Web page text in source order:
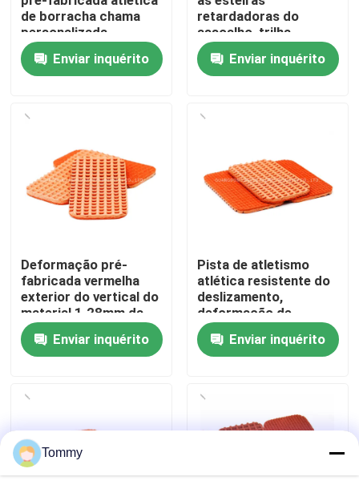
Para casa
Produtos
Sobre nós
Controle de qualidade
Contacte-nos
Casos
Solicitar Orçamento
de borracha chama
personalizada -
retardador
Enviar inquérito
retardadoras do
assoalho, trilha
exterior surgem o uso
da pista de decolagem
Enviar inquérito
Deformação pré-
fabricada vermelha
exterior do vertical do
material 1.28mm da
pista de atletismo
Enviar inquérito
Pista de atletismo
atlética resistente do
deslizamento,
deformação de
borracha da pista de
atletismo 1.28mm
Enviar inquérito
Tommy